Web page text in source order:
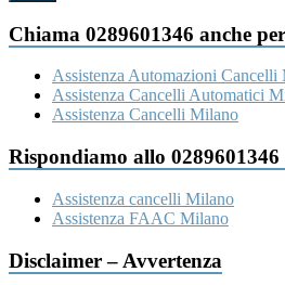
Chiama 0289601346 anche
Assistenza Automazioni Cancelli
Assistenza Cancelli Automatici
Assistenza Cancelli Milano
Rispondiamo allo 0289601346
Assistenza cancelli Milano
Assistenza FAAC Milano
Disclaimer – Avvertenza